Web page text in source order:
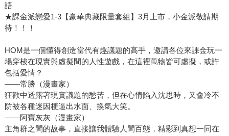
語
★課金派戀愛1-3【豪華典藏限量套組】3月上市，小金派敬請期
待！！！
HOM是一個懂得創造當代有趣議題的高手，邀請各位來課金玩一
場穿梭在現實與虛擬間的人性遊戲，在這裡萬物皆可虛擬，或許
包括愛情？
――常勝（漫畫家）
狂歡中透露著現實議題的愁苦，但在心情陷入沈思時，又會冷不
防被各種迷因梗逼出水面、換氣大笑。
――阿寶灰灰（漫畫家）
主角群之間的故事，直接讓我體驗人間百態，精彩到真想一同在